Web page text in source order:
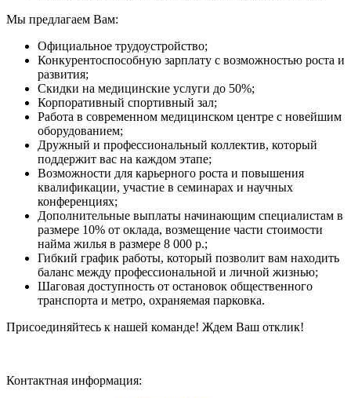
Мы предлагаем Вам:
Официальное трудоустройство;
Конкурентоспособную зарплату с возможностью роста и
развития;
Скидки на медицинские услуги до 50%;
Корпоративный спортивный зал;
Работа в современном медицинском центре с новейшим
оборудованием;
Дружный и профессиональный коллектив, который
поддержит вас на каждом этапе;
Возможности для карьерного роста и повышения
квалификации, участие в семинарах и научных
конференциях;
Дополнительные выплаты начинающим специалистам в
размере 10% от оклада, возмещение части стоимости
найма жилья в размере 8 000 р.;
Гибкий график работы, который позволит вам находить
баланс между профессиональной и личной жизнью;
Шаговая доступность от остановок общественного
транспорта и метро, охраняемая парковка.
Присоединяйтесь к нашей команде! Ждем Ваш отклик!
Контактная информация: